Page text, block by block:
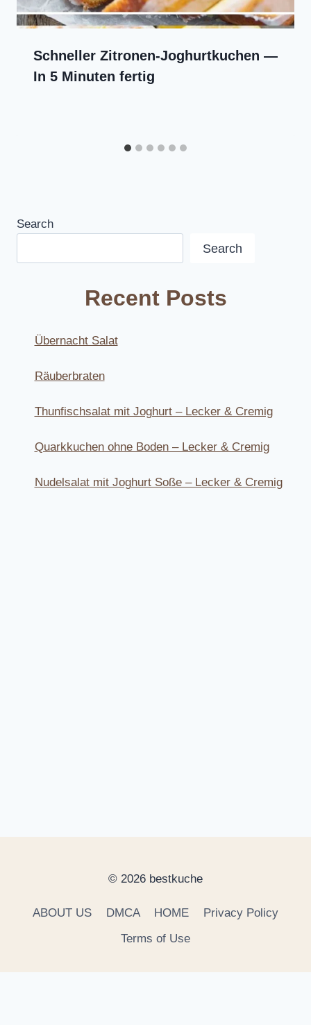
Schneller Zitronen-Joghurtkuchen —
In 5 Minuten fertig
Search
Search
Recent Posts
Übernacht Salat
Räuberbraten
Thunfischsalat mit Joghurt – Lecker & Cremig
Quarkkuchen ohne Boden – Lecker & Cremig
Nudelsalat mit Joghurt Soße – Lecker & Cremig
© 2026 bestkuche
ABOUT US DMCA HOME
Privacy Policy
Terms of Use